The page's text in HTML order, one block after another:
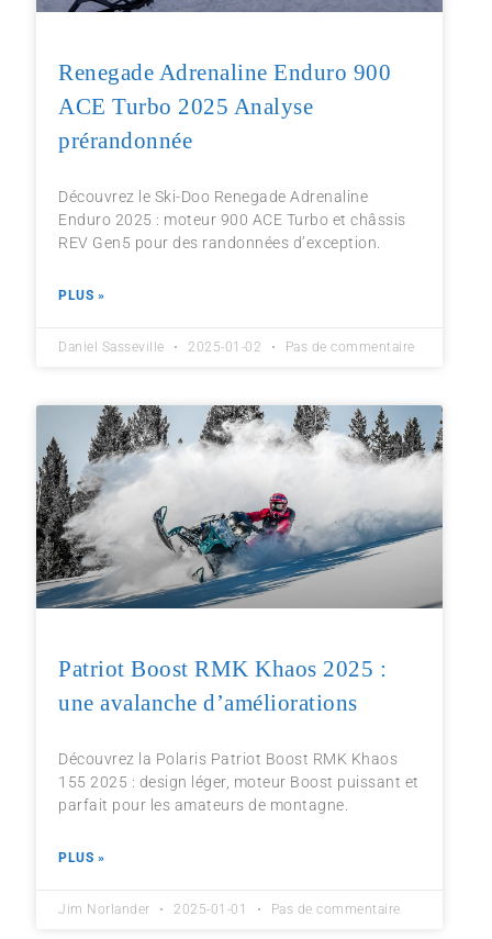
Renegade Adrenaline Enduro 900
ACE Turbo 2025 Analyse
prérandonnée
Découvrez le Ski-Doo Renegade Adrenaline
Enduro 2025 : moteur 900 ACE Turbo et châssis
REV Gen5 pour des randonnées d’exception.
PLUS »
Daniel Sasseville 2025-01-02 Pas de commentaire
Patriot Boost RMK Khaos 2025 :
une avalanche d’améliorations
Découvrez la Polaris Patriot Boost RMK Khaos
155 2025 : design léger, moteur Boost puissant et
parfait pour les amateurs de montagne.
PLUS »
Jim Norlander 2025-01-01 Pas de commentaire